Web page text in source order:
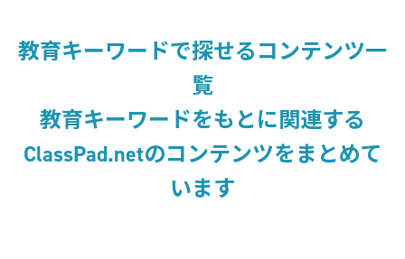
教育キーワードで探せるコンテンツ一
覧
教育キーワードをもとに関連する
ClassPad.netのコンテンツをまとめて
います